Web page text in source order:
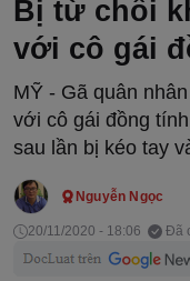
Bị từ chối
với cô gái
MỸ - Gã quân
với cô gái đồng
sau lần bị kéo tay
Nguyễn Ngọc
20/11/2020 - 18:06
Đã